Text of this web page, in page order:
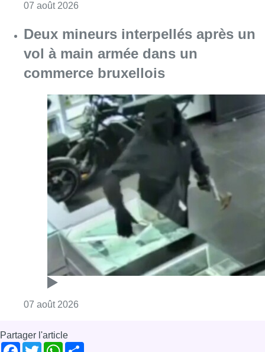
07 août 2026
Deux mineurs interpellés après un
vol à main armée dans un
commerce bruxellois
07 août 2026
Partager l'article
Facebook
TwitterWhatsApp